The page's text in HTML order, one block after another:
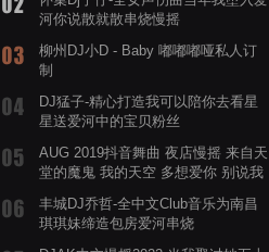
河你说散就散串烧慢摇
柳州DJ小D - Baby 嘟嘟嘟哑私人订
制
DJ猛子-精心打造我可以陪你去看星
星送爱河中的宝贝粉丝
AUG 2019抖音舞曲 夜店慢摇 来自天
堂的魔鬼 我的天空 多想爱你 别说我
丰城DJ乔哲-全中文Club音乐为南昌
琪琪妹缔造包房爱河串烧